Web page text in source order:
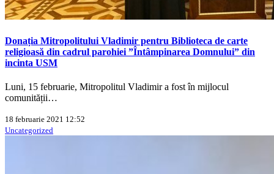
Donația Mitropolitului Vladimir pentru Biblioteca de carte
religioasă din cadrul parohiei ”Întâmpinarea Domnului” din
incinta USM
Luni, 15 februarie, Mitropolitul Vladimir a fost în mijlocul
comunității…
18 februarie 2021 12:52
Uncategorized